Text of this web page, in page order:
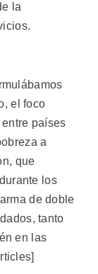
la
el foco
países
a
que
los
de doble
tanto
en las